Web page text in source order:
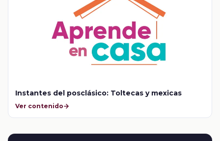
Instantes del posclásico: Toltecas y mexicas
Ver contenido